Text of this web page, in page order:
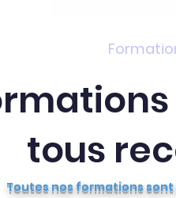
tous
Toutes nos formations